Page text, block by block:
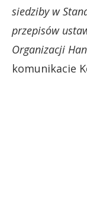
siedziby w
przepisów
Organizacji
komunikacie